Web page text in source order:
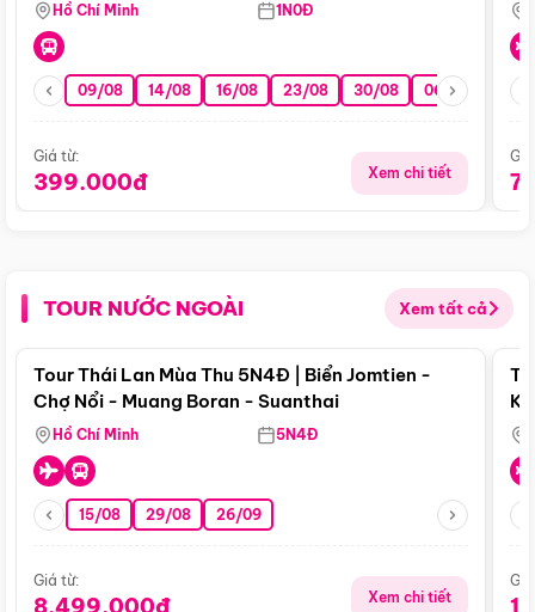
Hồ Chí Minh 1N0Đ
09/08 14/08 16/08 23/08 30/08 06/09 13/09
Giá từ:
399.000đ Xem chi tiết
TOUR NƯỚC NGOÀI Xem tất cả
Điểm nổi bật
Tour Thái Lan Mùa Thu 5N4Đ | Biển Jomtien -
Chợ Nổi - Muang Boran - Suanthai
Hồ Chí Minh 5N4Đ
15/08 29/08 26/09
Giá từ:
Xem chi tiết